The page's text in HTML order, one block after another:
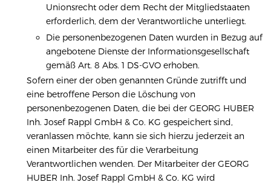
Unionsrecht oder dem Recht der Mitgliedstaaten
erforderlich, dem der Verantwortliche unterliegt.
Die personenbezogenen Daten wurden in Bezug auf
angebotene Dienste der Informationsgesellschaft
gemäß Art. 8 Abs. 1 DS-GVO erhoben.
Sofern einer der oben genannten Gründe zutrifft und
eine betroffene Person die Löschung von
personenbezogenen Daten, die bei der GEORG HUBER
Inh. Josef Rappl GmbH & Co. KG gespeichert sind,
veranlassen möchte, kann sie sich hierzu jederzeit an
einen Mitarbeiter des für die Verarbeitung
Verantwortlichen wenden. Der Mitarbeiter der GEORG
HUBER Inh. Josef Rappl GmbH & Co. KG wird